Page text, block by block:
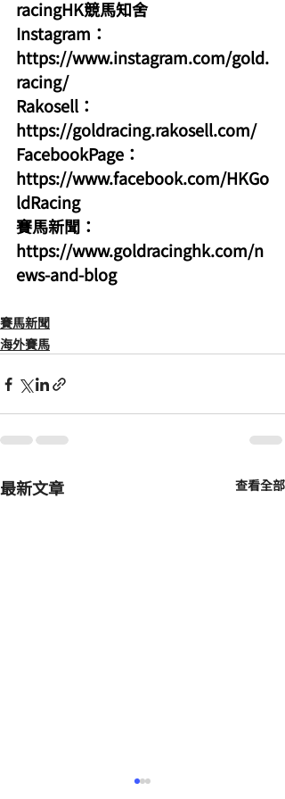
racingHK競馬知舍
Instagram：
https://www.instagram.com/gold.
racing/
Rakosell：
https://goldracing.rakosell.com/
FacebookPage：
https://www.facebook.com/HKGo
ldRacing
賽馬新聞：
https://www.goldracinghk.com/n
ews-and-blog
賽馬新聞
海外賽馬
最新文章 查看全部